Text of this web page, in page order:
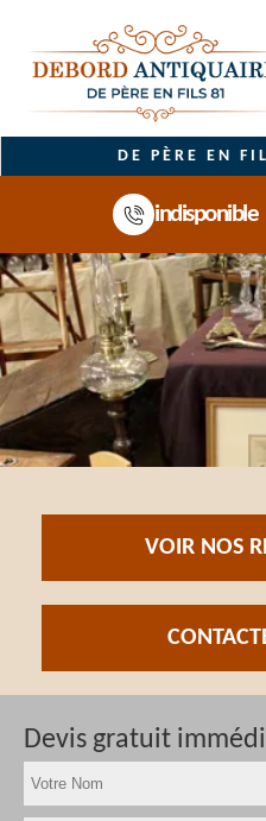
DE PÈRE EN
indisponible
VOIR NOS
Devis gratuit